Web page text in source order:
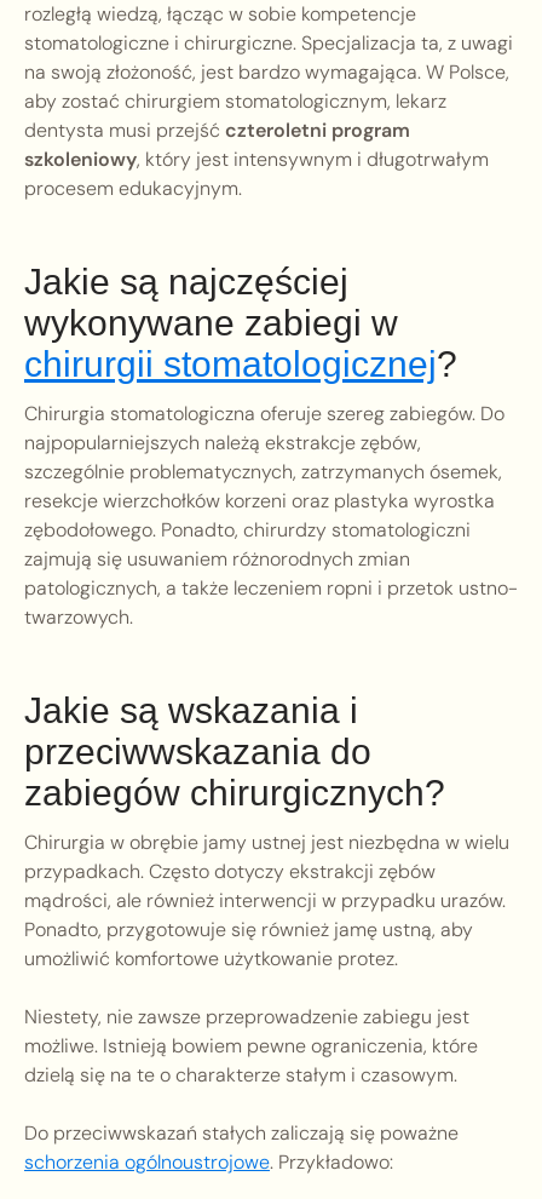
rozległą wiedzą, łącząc w sobie kompetencje
stomatologiczne i chirurgiczne. Specjalizacja ta, z uwagi
na swoją złożoność, jest bardzo wymagająca. W Polsce,
aby zostać chirurgiem stomatologicznym, lekarz
dentysta musi przejść czteroletni program
szkoleniowy, który jest intensywnym i długotrwałym
procesem edukacyjnym.
Jakie są najczęściej
wykonywane zabiegi w
chirurgii stomatologicznej?
Chirurgia stomatologiczna oferuje szereg zabiegów. Do
najpopularniejszych należą ekstrakcje zębów,
szczególnie problematycznych, zatrzymanych ósemek,
resekcje wierzchołków korzeni oraz plastyka wyrostka
zębodołowego. Ponadto, chirurdzy stomatologiczni
zajmują się usuwaniem różnorodnych zmian
patologicznych, a także leczeniem ropni i przetok ustno-
twarzowych.
Jakie są wskazania i
przeciwwskazania do
zabiegów chirurgicznych?
Chirurgia w obrębie jamy ustnej jest niezbędna w wielu
przypadkach. Często dotyczy ekstrakcji zębów
mądrości, ale również interwencji w przypadku urazów.
Ponadto, przygotowuje się również jamę ustną, aby
umożliwić komfortowe użytkowanie protez.
Niestety, nie zawsze przeprowadzenie zabiegu jest
możliwe. Istnieją bowiem pewne ograniczenia, które
dzielą się na te o charakterze stałym i czasowym.
Do przeciwwskazań stałych zaliczają się poważne
schorzenia ogólnoustrojowe. Przykładowo: